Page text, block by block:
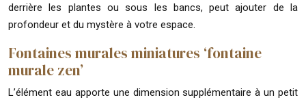
derrière les plantes ou sous les bancs, peut ajouter de la
profondeur et du mystère à votre espace.
Fontaines murales miniatures ‘fontaine
murale zen’
L’élément eau apporte une dimension supplémentaire à un petit